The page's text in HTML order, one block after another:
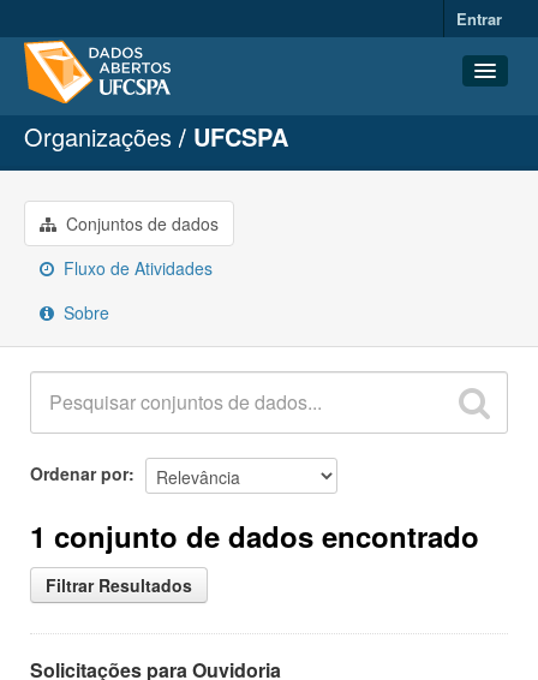
Entrar
Conjuntos de dados
Organizações
Grupos
Sobre
Organizações UFCSPA
Conjuntos de dados
Fluxo de Atividades
Sobre
Ordenar por
1 conjunto de dados encontrado
Filtrar Resultados
Solicitações para Ouvidoria